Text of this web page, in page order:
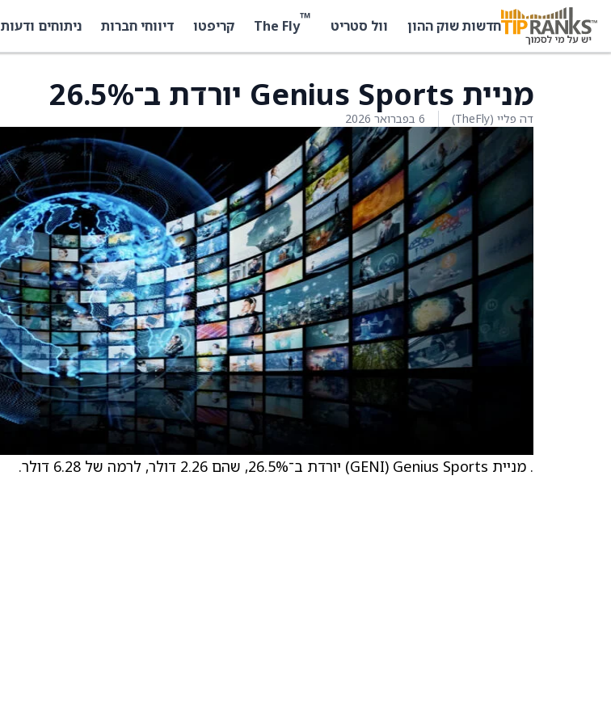
חדשות שוק ההון וול סטריט ™
The Fly קריפטו דיווחי חברות ניתוחים ודעות
מניית Genius Sports יורדת ב־26.5%
דה פליי (TheFly) 6 בפברואר 2026
. מניית Genius Sports ‏(GENI) יורדת ב־26.5%, שהם 2.26 דולר, לרמה של 6.28 דולר.